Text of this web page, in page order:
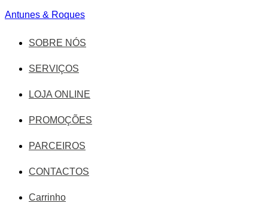
Antunes & Roques
SOBRE NÓS
SERVIÇOS
LOJA ONLINE
PROMOÇÕES
PARCEIROS
CONTACTOS
Carrinho